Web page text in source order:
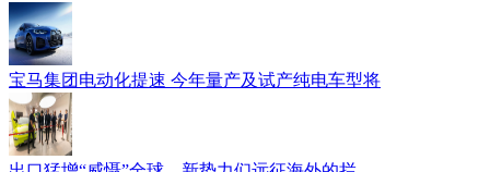
宝马集团电动化提速 今年量产及试产纯电车型将